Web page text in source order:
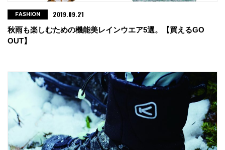
秋雨も楽しむための機能美レインウエア5選。【買えるGO
OUT】
FASHION 2019.09.21